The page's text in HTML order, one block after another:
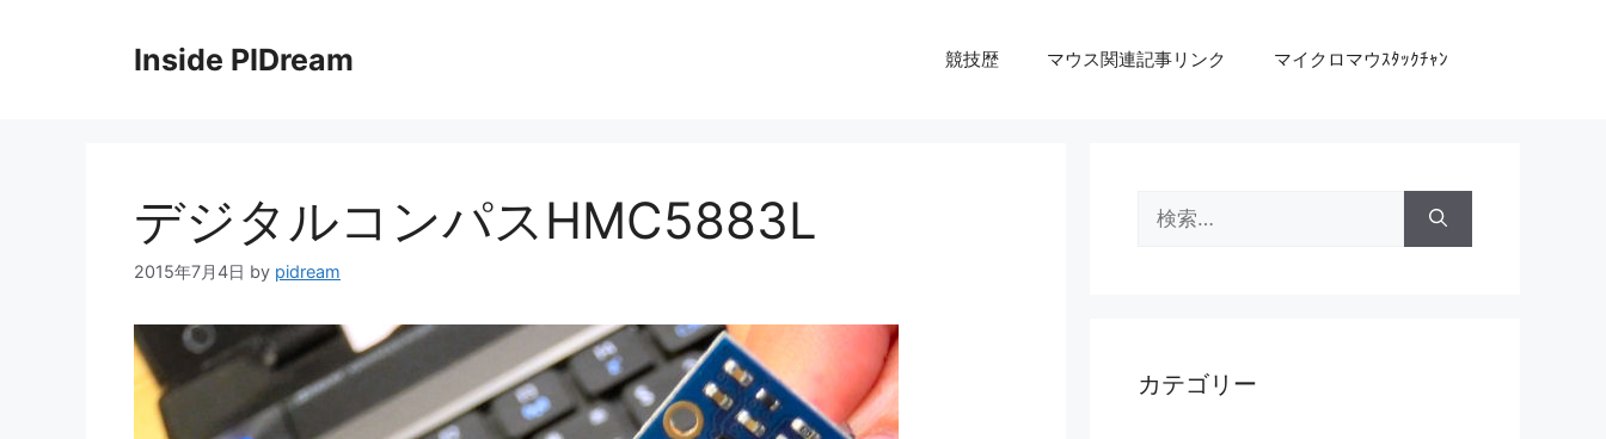
Inside PIDream 競技歴 マウス関連記事リンク マイクロマウｽﾀｯｸﾁｬﾝ
デジタルコンパスHMC5883L
2015年7月4日 by pidream
索:
カテゴリー